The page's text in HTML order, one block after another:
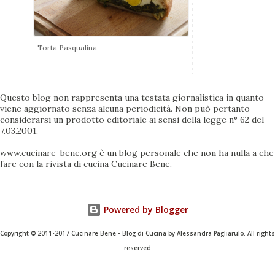
Torta Pasqualina
Questo blog non rappresenta una testata giornalistica in quanto
viene aggiornato senza alcuna periodicità. Non può pertanto
considerarsi un prodotto editoriale ai sensi della legge n° 62 del
7.03.2001.
www.cucinare-bene.org è un blog personale che non ha nulla a che
fare con la rivista di cucina Cucinare Bene.
Powered by Blogger
Copyright © 2011-2017 Cucinare Bene - Blog di Cucina by Alessandra Pagliarulo. All rights
reserved